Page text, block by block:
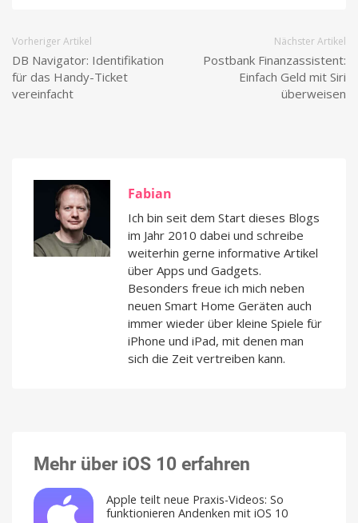
Vorheriger Artikel
DB Navigator: Identifikation
für das Handy-Ticket
vereinfacht
Nächster Artikel
Postbank Finanzassistent:
Einfach Geld mit Siri
überweisen
Fabian
Ich bin seit dem Start dieses Blogs
im Jahr 2010 dabei und schreibe
weiterhin gerne informative Artikel
über Apps und Gadgets.
Besonders freue ich mich neben
neuen Smart Home Geräten auch
immer wieder über kleine Spiele für
iPhone und iPad, mit denen man
sich die Zeit vertreiben kann.
Mehr über iOS 10 erfahren
Apple teilt neue Praxis-Videos: So
funktionieren Andenken mit iOS 10